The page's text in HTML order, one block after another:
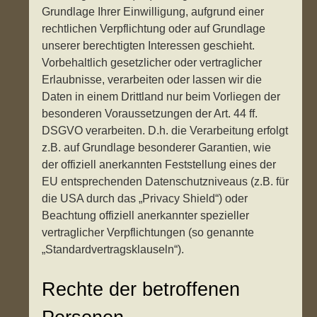
Grundlage Ihrer Einwilligung, aufgrund einer
rechtlichen Verpflichtung oder auf Grundlage
unserer berechtigten Interessen geschieht.
Vorbehaltlich gesetzlicher oder vertraglicher
Erlaubnisse, verarbeiten oder lassen wir die
Daten in einem Drittland nur beim Vorliegen der
besonderen Voraussetzungen der Art. 44 ff.
DSGVO verarbeiten. D.h. die Verarbeitung erfolgt
z.B. auf Grundlage besonderer Garantien, wie
der offiziell anerkannten Feststellung eines der
EU entsprechenden Datenschutzniveaus (z.B. für
die USA durch das „Privacy Shield“) oder
Beachtung offiziell anerkannter spezieller
vertraglicher Verpflichtungen (so genannte
„Standardvertragsklauseln“).
Rechte der betroffenen